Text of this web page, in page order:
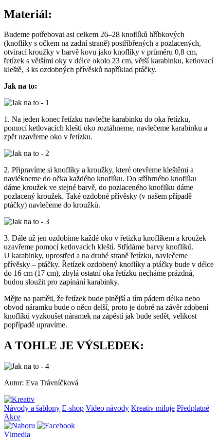
Materiál:
Budeme potřebovat asi celkem 26–28 knoflíků hříbkových
(knoflíky s očkem na zadní straně) postříbřených a pozlacených,
otvírací kroužky v barvě kovu jako knoflíky v průměru 0,8 cm,
řetízek s většími oky v délce okolo 23 cm, větší karabinku, ketlovací
kleště, 3 ks ozdobných přívěsků například ptáčky.
Jak na to:
1. Na jeden konec řetízku navlečte karabinku do oka řetízku,
pomocí ketlovacích kleští oko roztáhneme, navlečeme karabinku a
zpět uzavřeme oko v řetízku.
2. Připravíme si knoflíky a kroužky, které otevřeme kleštěmi a
navlékneme do očka každého knoflíku. Do stříbrného knoflíku
dáme kroužek ve stejné barvě, do pozlaceného knoflíku dáme
pozlacený kroužek. Také ozdobné přívěsky (v našem případě
ptáčky) navlečeme do kroužků.
3. Dále už jen ozdobíme každé oko v řetízku knoflíkem a kroužek
uzavřeme pomocí ketlovacích kleští. Střídáme barvy knoflíků.
U karabinky, uprostřed a na druhé straně řetízku, navlečeme
přívěsky – ptáčky. Řetízek ozdobený knoflíky a ptáčky bude v délce
do 16 cm (17 cm), zbylá ostatní oka řetízku necháme prázdná,
budou sloužit pro zapínání karabinky.
Mějte na paměti, že řetízek bude plnější a tím pádem délka nebo
obvod náramku bude o něco delší, proto je dobré na závěr zdobení
knoflíků vyzkoušet náramek na zápěstí jak bude sedět, velikost
popřípadě upravíme.
A TOHLE JE VÝSLEDEK:
Autor: Eva Trávníčková
Návody a šablony E-shop Video návody Kreativ miluje Předplatné
Akce
Vlmedia